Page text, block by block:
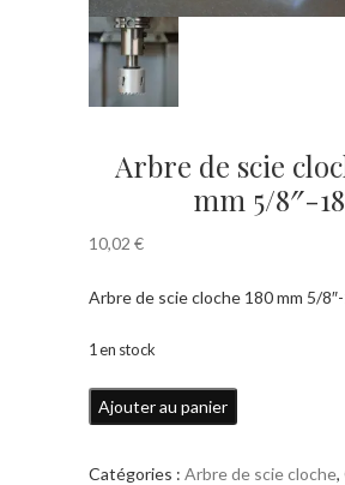
Arbre de scie
mm 5/8″-18
10,02 €
Arbre de scie cloche 180 mm 5/
1 en stock
quantité
de
Ajouter au panier
Catégories : Arbre de scie cloche,